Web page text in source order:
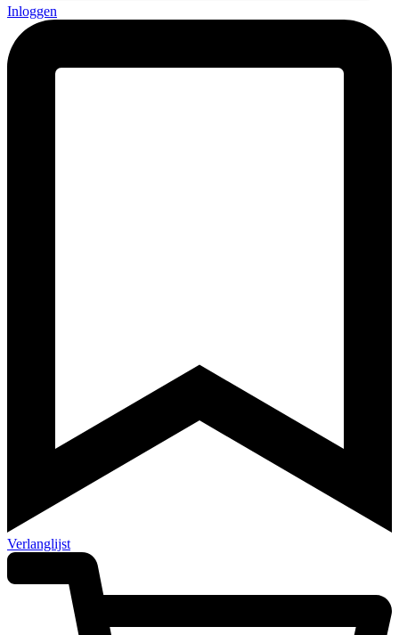
Inloggen
Verlanglijst